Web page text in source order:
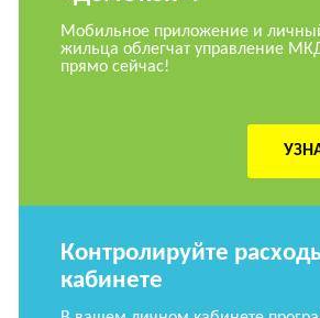
Мобильное приложение и
жильца облегчат управление
прямо сейчас!
Контролируйте
кабинете